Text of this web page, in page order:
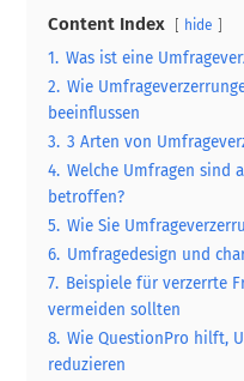
Content Index hide
1. Was ist eine
2. Wie
beeinflussen
3. 3 Arten von
4. Welche Umfragen sind
betroffen?
5. Wie Sie
6. Umfragedesign und
7. Beispiele für verzerrte
vermeiden sollten
8. Wie QuestionPro hilft,
reduzieren